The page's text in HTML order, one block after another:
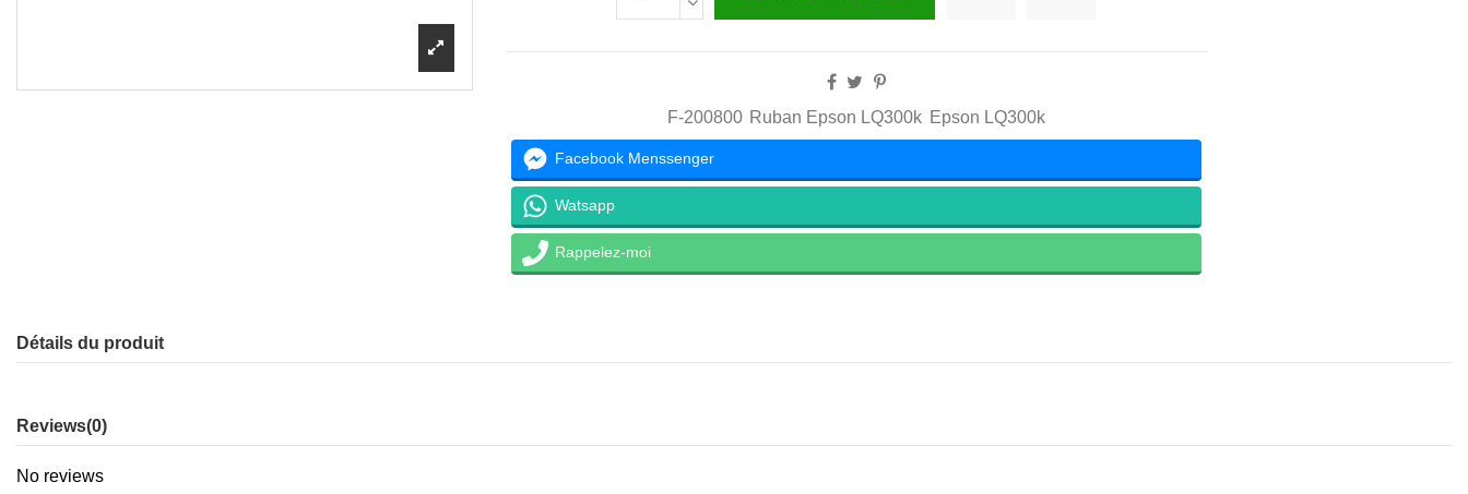
F-200800 Ruban Epson LQ300k Epson LQ300k
Facebook Menssenger
Watsapp
Rappelez-moi
Détails du produit
Reviews(0)
No reviews